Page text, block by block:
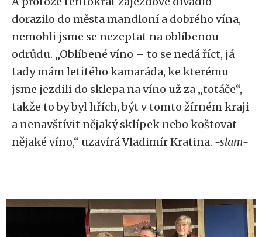
dorazilo do města mandloní a dobrého vína,
nemohli jsme se nezeptat na oblíbenou
odrůdu. „Oblíbené víno – to se nedá říct, já
tady mám letitého kamaráda, ke kterému
jsme jezdili do sklepa na víno už za „totáče“,
takže to by byl hřích, být v tomto žírném kraji
a nenavštívit nějaký sklípek nebo koštovat
nějaké víno,“ uzavírá Vladimír Kratina. -slam-